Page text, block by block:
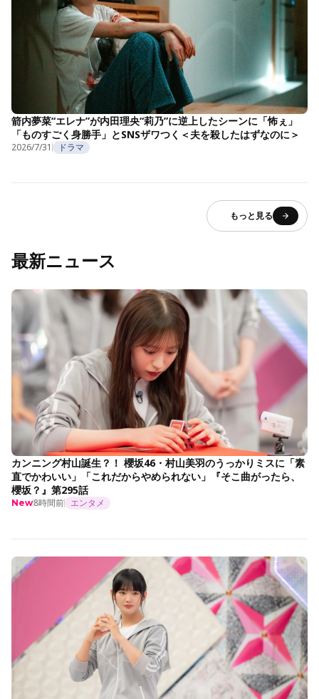
箭内夢菜“エレナ”が内田理央“莉乃”に逆上したシーンに「怖ぇ」
「ものすごく身勝手」とSNSザワつく＜夫を殺したはずなのに＞
2026/7/31 ドラマ
もっと見る
最新ニュース
カンニング村山誕生？！ 櫻坂46・村山美羽のうっかりミスに「素
直でかわいい」「これだからやめられない」『そこ曲がったら、
櫻坂？』第295話
New8時間前 エンタメ